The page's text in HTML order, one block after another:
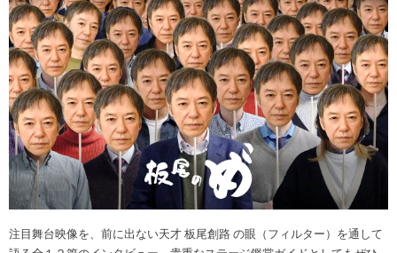
注目舞台映像を、前に出ない天才 板尾創路 の眼（フィルター）を通して